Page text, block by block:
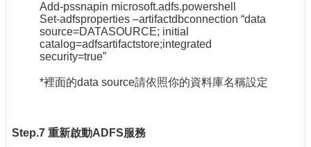
Add-pssnapin microsoft.adfs.powershell
Set-adfsproperties –artifactdbconnection “data
source=DATASOURCE; initial
catalog=adfsartifactstore;integrated
security=true”
*裡面的data source請依照你的資料庫名稱設定
Step.7 重新啟動ADFS服務